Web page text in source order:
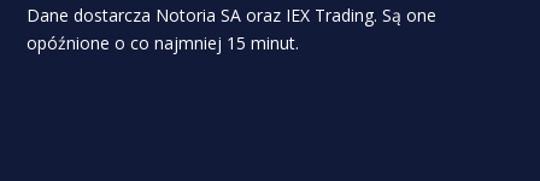
Dane dostarcza Notoria SA oraz IEX Trading. Są one
opóźnione o co najmniej 15 minut.